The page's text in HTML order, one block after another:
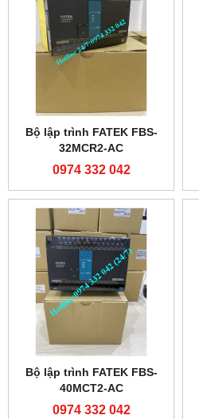
Bộ lập trình FATEK FBS-
32MCR2-AC
0974 332 042
Bộ lập trình FATEK FBS-
40MCT2-AC
0974 332 042